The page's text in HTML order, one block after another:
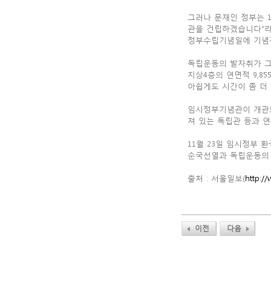
그러나 문재인 정부는
관을 건립하겠습니다”
정부수립기념일에 기
독립운동의 발자취가
지상4층의 연면적
아쉽게도 시간이 좀 더
임시정부기념관이 개
져 있는 독립관 등과
11월 23일 임시정부
순국선열과 독립운동
출처 : 서울일보(http://
이전 다음